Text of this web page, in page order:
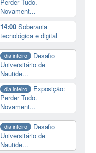
Perder Tudo.
Novament...
14:00Soberania
tecnológica e digital
dia inteiro
Desafio
Universitário de
Nautide...
dia inteiro
Exposição:
Perder Tudo.
Novament...
dia inteiro
Desafio
Universitário de
Nautide...